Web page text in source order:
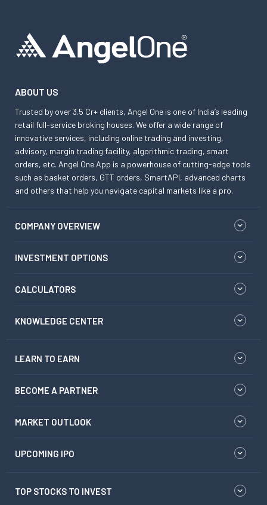
ABOUT US
Trusted by over 3.5 Cr+ clients, Angel One is one of India’s leading
retail full-service broking houses. We offer a wide range of
innovative services, including online trading and investing,
advisory, margin trading facility, algorithmic trading, smart
orders, etc. Angel One App is a powerhouse of cutting-edge tools
such as basket orders, GTT orders, SmartAPI, advanced charts
and others that help you navigate capital markets like a pro.
COMPANY OVERVIEW
INVESTMENT OPTIONS
CALCULATORS
KNOWLEDGE CENTER
LEARN TO EARN
BECOME A PARTNER
MARKET OUTLOOK
UPCOMING IPO
TOP STOCKS TO INVEST